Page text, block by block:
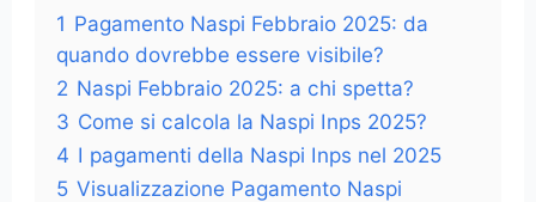
1 Pagamento Naspi Febbraio 2025: da
quando dovrebbe essere visibile?
2 Naspi Febbraio 2025: a chi spetta?
3 Come si calcola la Naspi Inps 2025?
4 I pagamenti della Naspi Inps nel 2025
5 Visualizzazione Pagamento Naspi